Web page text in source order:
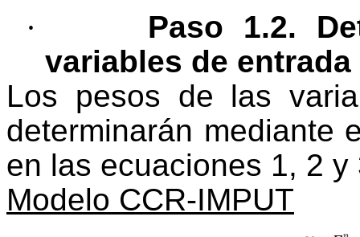
·
Paso 1.2.
variables de
Los pesos de las
determinarán mediante
en las ecuaciones 1, 2 y
Modelo CCR-IMPUT